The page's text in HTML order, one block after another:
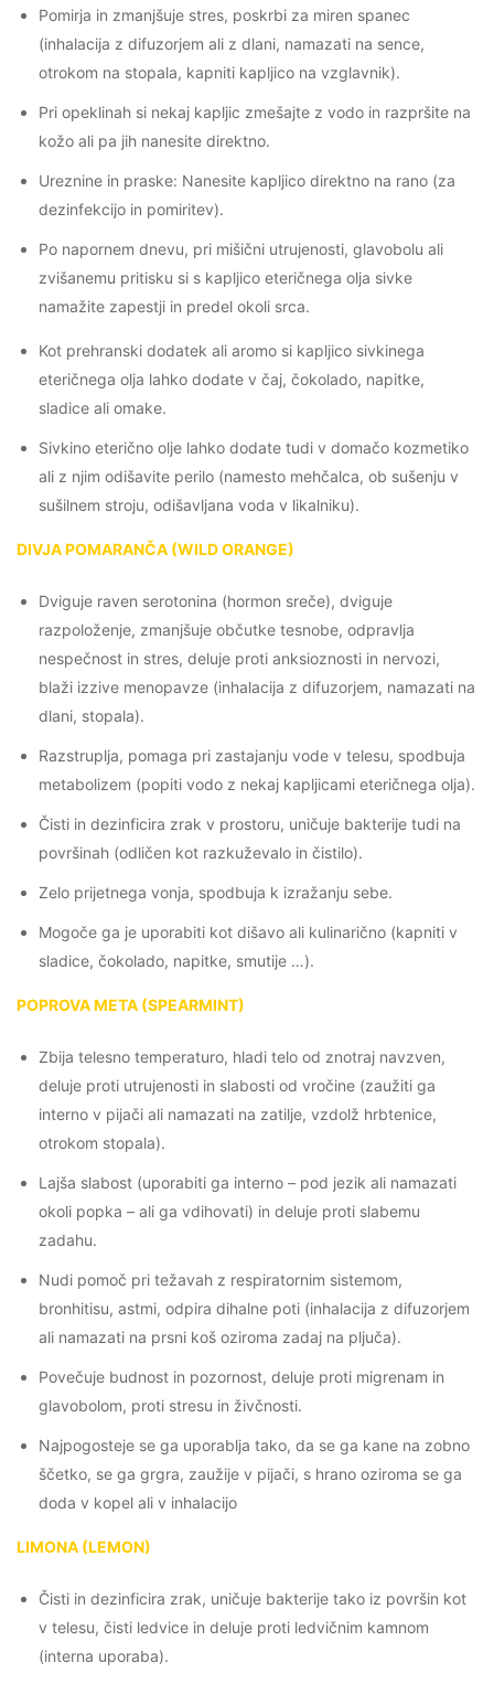
Pomirja in zmanjšuje stres, poskrbi za miren spanec
(inhalacija z difuzorjem ali z dlani, namazati na sence,
otrokom na stopala, kapniti kapljico na vzglavnik).
Pri opeklinah si nekaj kapljic zmešajte z vodo in razpršite na
kožo ali pa jih nanesite direktno.
Ureznine in praske: Nanesite kapljico direktno na rano (za
dezinfekcijo in pomiritev).
Po napornem dnevu, pri mišični utrujenosti, glavobolu ali
zvišanemu pritisku si s kapljico eteričnega olja sivke
namažite zapestji in predel okoli srca.
Kot prehranski dodatek ali aromo si kapljico sivkinega
eteričnega olja lahko dodate v čaj, čokolado, napitke,
sladice ali omake.
Sivkino eterično olje lahko dodate tudi v domačo kozmetiko
ali z njim odišavite perilo (namesto mehčalca, ob sušenju v
sušilnem stroju, odišavljana voda v likalniku).
DIVJA POMARANČA (WILD ORANGE)
Dviguje raven serotonina (hormon sreče), dviguje
razpoloženje, zmanjšuje občutke tesnobe, odpravlja
nespečnost in stres, deluje proti anksioznosti in nervozi,
blaži izzive menopavze (inhalacija z difuzorjem, namazati na
dlani, stopala).
Razstruplja, pomaga pri zastajanju vode v telesu, spodbuja
metabolizem (popiti vodo z nekaj kapljicami eteričnega olja).
Čisti in dezinficira zrak v prostoru, uničuje bakterije tudi na
površinah (odličen kot razkuževalo in čistilo).
Zelo prijetnega vonja, spodbuja k izražanju sebe.
Mogoče ga je uporabiti kot dišavo ali kulinarično (kapniti v
sladice, čokolado, napitke, smutije …).
POPROVA META (SPEARMINT)
Zbija telesno temperaturo, hladi telo od znotraj navzven,
deluje proti utrujenosti in slabosti od vročine (zaužiti ga
interno v pijači ali namazati na zatilje, vzdolž hrbtenice,
otrokom stopala).
Lajša slabost (uporabiti ga interno – pod jezik ali namazati
okoli popka – ali ga vdihovati) in deluje proti slabemu
zadahu.
Nudi pomoč pri težavah z respiratornim sistemom,
bronhitisu, astmi, odpira dihalne poti (inhalacija z difuzorjem
ali namazati na prsni koš oziroma zadaj na pljuča).
Povečuje budnost in pozornost, deluje proti migrenam in
glavobolom, proti stresu in živčnosti.
Najpogosteje se ga uporablja tako, da se ga kane na zobno
ščetko, se ga grgra, zaužije v pijači, s hrano oziroma se ga
doda v kopel ali v inhalacijo
LIMONA (LEMON)
Čisti in dezinficira zrak, uničuje bakterije tako iz površin kot
v telesu, čisti ledvice in deluje proti ledvičnim kamnom
(interna uporaba).